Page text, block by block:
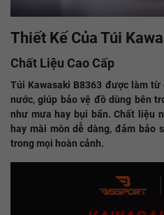
Thiết Kế Của Túi
Chất Liệu Cao Cấp
Túi Kawasaki B8363 được làm
nước, giúp bảo vệ đồ dùng bên
như mưa hay bụi bẩn. Chất liệu
hay mài mòn dễ dàng, đảm bảo
trong mọi hoàn cảnh.